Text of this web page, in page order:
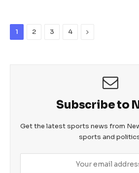
b
A
1 2 3 4 Next
Subscribe to
Get the latest sports news from
sports and